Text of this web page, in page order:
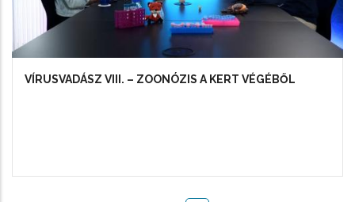
VÍRUSVADÁSZ VIII. – ZOONÓZIS A KERT VÉGÉBŐL